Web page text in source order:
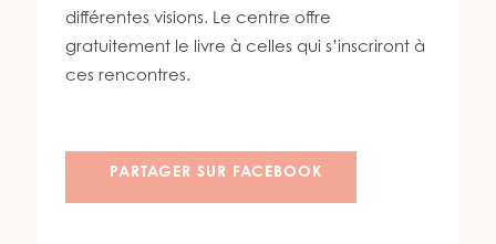
différentes visions. Le centre offre
gratuitement le livre à celles qui s’inscriront à
ces rencontres.
PARTAGER SUR FACEBOOK